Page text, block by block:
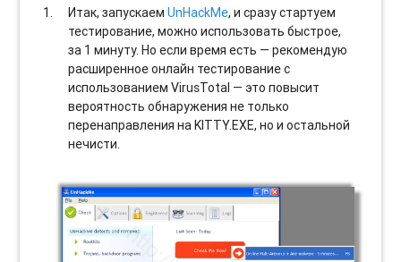
Итак, запускаемUnHackMe, и сразу стартуем
тестирование, можно использовать быстрое,
за 1 минуту. Но если время есть — рекомендую
расширенное онлайн тестирование с
использованием VirusTotal — это повысит
вероятность обнаружения не только
перенаправления на KITTY.EXE, но и остальной
нечисти.